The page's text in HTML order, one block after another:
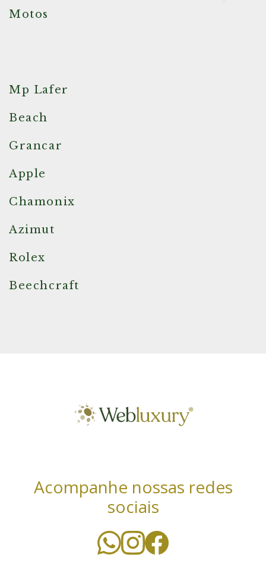
Utilizamos cookies essenciais e tecnologias
semelhantes de acordo com a nossa Política de
Motos
Mp Lafer
Beach
Grancar
Apple
Chamonix
Azimut
Rolex
Beechcraft
Acompanhe nossas redes
sociais